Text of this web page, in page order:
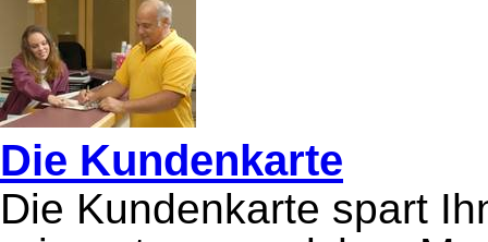
Die Kundenkarte
Die Kundenkarte spart